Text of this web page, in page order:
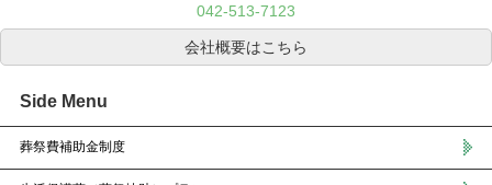
042-513-7123
会社概要はこちら
Side Menu
葬祭費補助金制度